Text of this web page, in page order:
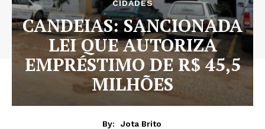
CIDADES
CANDEIAS: SANCIONADA
LEI QUE AUTORIZA
EMPRÉSTIMO DE R$ 45,5
MILHÕES
By:
Jota Brito